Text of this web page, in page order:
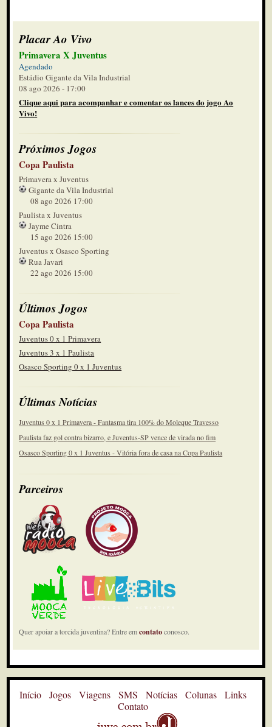
Placar Ao Vivo
Primavera X Juventus
Agendado
Estádio Gigante da Vila Industrial
08 ago 2026 - 17:00
Clique aqui para acompanhar e comentar os lances do jogo Ao
Vivo!
Próximos Jogos
Copa Paulista
Primavera x Juventus
Gigante da Vila Industrial
08 ago 2026 17:00
Paulista x Juventus
Jayme Cintra
15 ago 2026 15:00
Juventus x Osasco Sporting
Rua Javari
22 ago 2026 15:00
Últimos Jogos
Copa Paulista
Juventus 0 x 1 Primavera
Juventus 3 x 1 Paulista
Osasco Sporting 0 x 1 Juventus
Últimas Notícias
Juventus 0 x 1 Primavera - Fantasma tira 100% do Moleque Travesso
Paulista faz gol contra bizarro, e Juventus-SP vence de virada no fim
Osasco Sporting 0 x 1 Juventus - Vitória fora de casa na Copa Paulista
Parceiros
Quer apoiar a torcida juventina? Entre emcontatoconosco.
Início Jogos Viagens SMS Notícias Colunas
Links
Contato